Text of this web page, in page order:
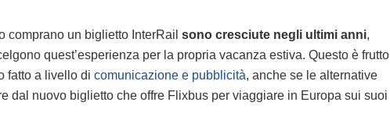
comprano un biglietto InterRail sono cresciute negli ultimi anni,
quest’esperienza per la propria vacanza estiva. Questo è frutto
fatto a livello di comunicazione e pubblicità, anche se le alternative
dal nuovo biglietto che offre Flixbus per viaggiare in Europa sui suoi